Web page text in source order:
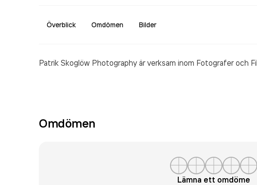
Överblick Omdömen Bilder
Patrik Skoglöw Photography är verksam inom Fotografer och
Omdömen
Lämna ett omdöme